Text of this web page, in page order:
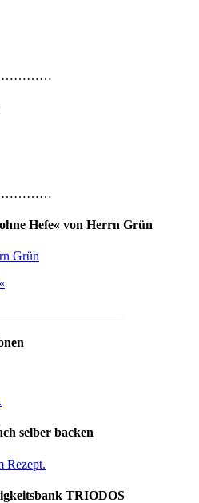
Hefe« von Herrn Grün
selber backen
Rezept.
TRIODOS